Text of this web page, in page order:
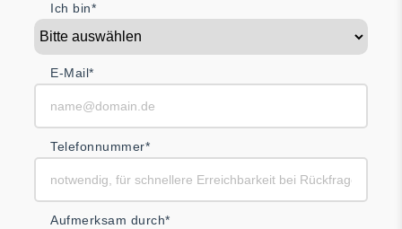
Ich bin*
E-Mail*
Telefonnummer*
Aufmerksam durch*